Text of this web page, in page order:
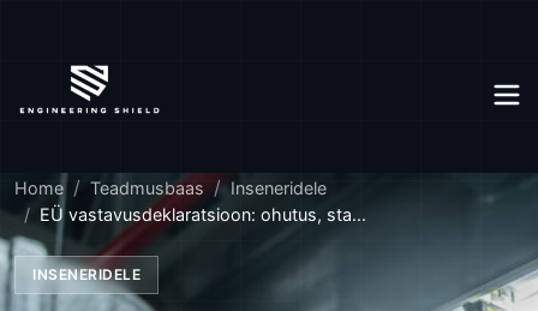
Home Teadmusbaas
Inseneridele
EÜ vastavusdeklaratsioon: ohutus, sta...
INSENERIDELE